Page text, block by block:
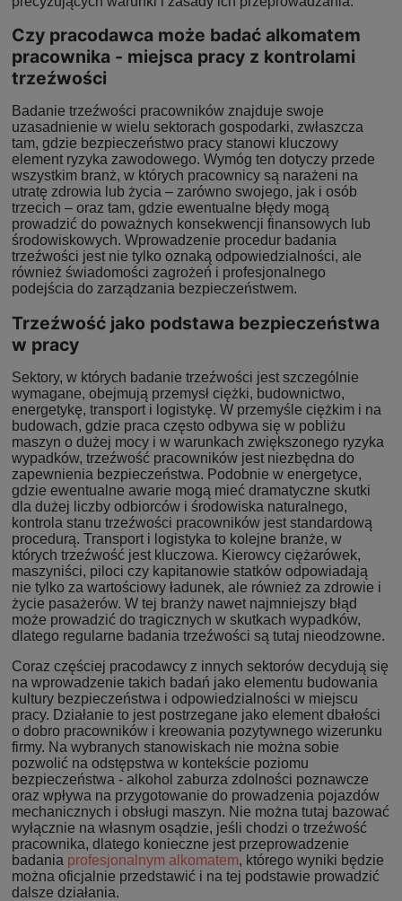
Czy pracodawca może badać alkomatem
pracownika - miejsca pracy z kontrolami
trzeźwości
Badanie trzeźwości pracowników znajduje swoje
uzasadnienie w wielu sektorach gospodarki, zwłaszcza
tam, gdzie bezpieczeństwo pracy stanowi kluczowy
element ryzyka zawodowego. Wymóg ten dotyczy przede
wszystkim branż, w których pracownicy są narażeni na
utratę zdrowia lub życia – zarówno swojego, jak i osób
trzecich – oraz tam, gdzie ewentualne błędy mogą
prowadzić do poważnych konsekwencji finansowych lub
środowiskowych. Wprowadzenie procedur badania
trzeźwości jest nie tylko oznaką odpowiedzialności, ale
również świadomości zagrożeń i profesjonalnego
podejścia do zarządzania bezpieczeństwem.
Trzeźwość jako podstawa bezpieczeństwa
w pracy
Sektory, w których badanie trzeźwości jest szczególnie
wymagane, obejmują przemysł ciężki, budownictwo,
energetykę, transport i logistykę. W przemyśle ciężkim i na
budowach, gdzie praca często odbywa się w pobliżu
maszyn o dużej mocy i w warunkach zwiększonego ryzyka
wypadków, trzeźwość pracowników jest niezbędna do
zapewnienia bezpieczeństwa. Podobnie w energetyce,
gdzie ewentualne awarie mogą mieć dramatyczne skutki
dla dużej liczby odbiorców i środowiska naturalnego,
kontrola stanu trzeźwości pracowników jest standardową
procedurą. Transport i logistyka to kolejne branże, w
których trzeźwość jest kluczowa. Kierowcy ciężarówek,
maszyniści, piloci czy kapitanowie statków odpowiadają
nie tylko za wartościowy ładunek, ale również za zdrowie i
życie pasażerów. W tej branży nawet najmniejszy błąd
może prowadzić do tragicznych w skutkach wypadków,
dlatego regularne badania trzeźwości są tutaj nieodzowne.
Coraz częściej pracodawcy z innych sektorów decydują się
na wprowadzenie takich badań jako elementu budowania
kultury bezpieczeństwa i odpowiedzialności w miejscu
pracy. Działanie to jest postrzegane jako element dbałości
o dobro pracowników i kreowania pozytywnego wizerunku
firmy. Na wybranych stanowiskach nie można sobie
pozwolić na odstępstwa w kontekście poziomu
bezpieczeństwa - alkohol zaburza zdolności poznawcze
oraz wpływa na przygotowanie do prowadzenia pojazdów
mechanicznych i obsługi maszyn. Nie można tutaj bazować
wyłącznie na własnym osądzie, jeśli chodzi o trzeźwość
pracownika, dlatego konieczne jest przeprowadzenie
badania profesjonalnym alkomatem, którego wyniki będzie
można oficjalnie przedstawić i na tej podstawie prowadzić
dalsze działania.